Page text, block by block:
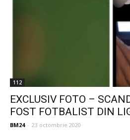
112
EXCLUSIV FOTO –
FOST FOTBALIST DIN
BM24 - 23 octombrie 2020